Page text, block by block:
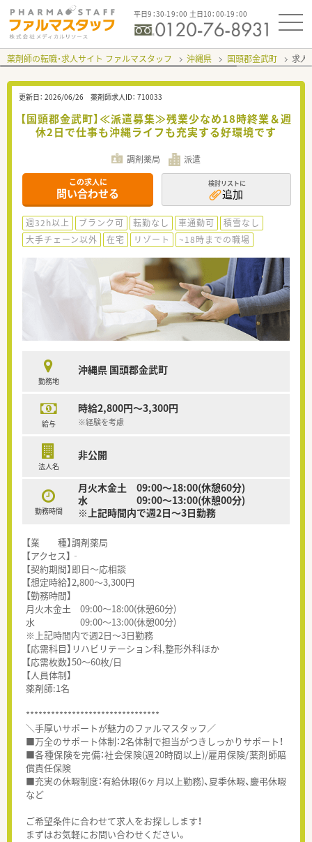
平日9：30-19：00 土日10：00-19：00
薬剤師の転職・求人サイト ファルマスタッフ 沖縄県 国頭郡金武町 求人
更新日： 2026/06/26 薬剤師求人ID： 710033
【国頭郡金武町】≪派遣募集≫残業少なめ18時終業＆週
休2日で仕事も沖縄ライフも充実する好環境です
調剤薬局 派遣
この求人に
問い合わせる
検討リストに
追加
週32h以上 ブランク可 転勤なし 車通勤可
積雪なし
大手チェーン以外
在宅 リゾート ~18時までの職場
勤務地
沖縄県 国頭郡金武町
給与
時給2,800円～3,300円
※経験を考慮
法人名
非公開
勤務時間
月火木金土 09:00～18:00(休憩60分)
水 09:00～13:00(休憩00分)
※上記時間内で週2日～3日勤務
【業 種】調剤薬局
【アクセス】‐
【契約期間】即日～応相談
【想定時給】2,800～3,300円
【勤務時間】
月火木金土 09:00～18:00(休憩60分)
水 09:00～13:00(休憩00分)
※上記時間内で週2日～3日勤務
【応需科目】リハビリテーション科,整形外科ほか
【応需枚数】50～60枚/日
【人員体制】
薬剤師:1名
********************************
＼手厚いサポートが魅力のファルマスタッフ／
■万全のサポート体制：2名体制で担当がつきしっかりサポート！
■各種保険を完備：社会保険(週20時間以上)/雇用保険/薬剤師賠
償責任保険
■充実の休暇制度：有給休暇(6ヶ月以上勤務)、夏季休暇、慶弔休暇
など
ご希望条件に合わせて求人をお探しします！
まずはお気軽にお問い合わせください。